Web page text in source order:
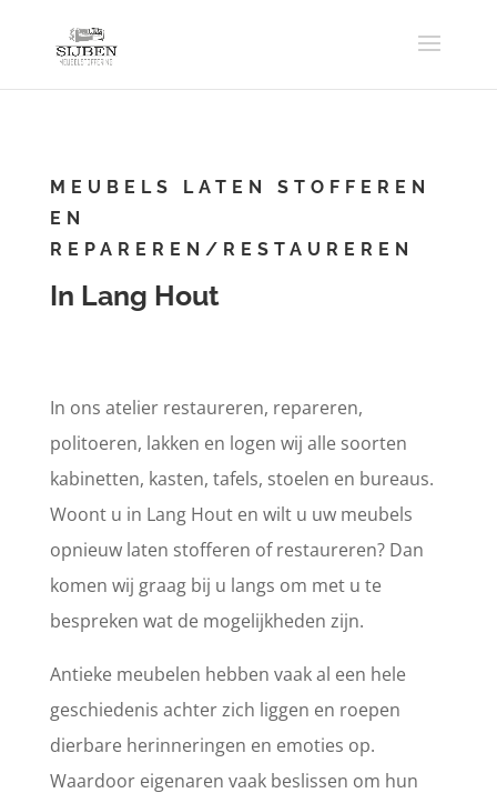
MEUBELS LATEN STOFFEREN
EN
REPAREREN/RESTAUREREN
In Lang Hout
In ons atelier restaureren, repareren,
politoeren, lakken en logen wij alle soorten
kabinetten, kasten, tafels, stoelen en bureaus.
Woont u in Lang Hout en wilt u uw meubels
opnieuw laten stofferen of restaureren? Dan
komen wij graag bij u langs om met u te
bespreken wat de mogelijkheden zijn.
Antieke meubelen hebben vaak al een hele
geschiedenis achter zich liggen en roepen
dierbare herinneringen en emoties op.
Waardoor eigenaren vaak beslissen om hun